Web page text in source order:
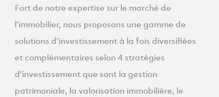
Fort de notre expertise sur le marché de
l’immobilier, nous proposons une gamme de
solutions d’investissement à la fois diversifiées
et complémentaires selon 4 stratégies
d’investissement que sont la gestion
patrimoniale, la valorisation immobilière, le